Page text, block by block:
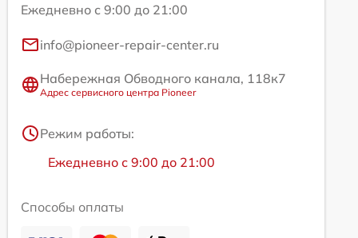
Ежедневно с 9:00 до 21:00
info@pioneer-repair-center.ru
Набережная Обводного канала, 118к7
Адрес сервисного центра Pioneer
Режим работы:
Ежедневно с 9:00 до 21:00
Способы оплаты